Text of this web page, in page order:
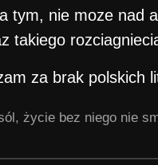
tym, nie moze nad
takiego
za brak polskich
życie bez niego nie